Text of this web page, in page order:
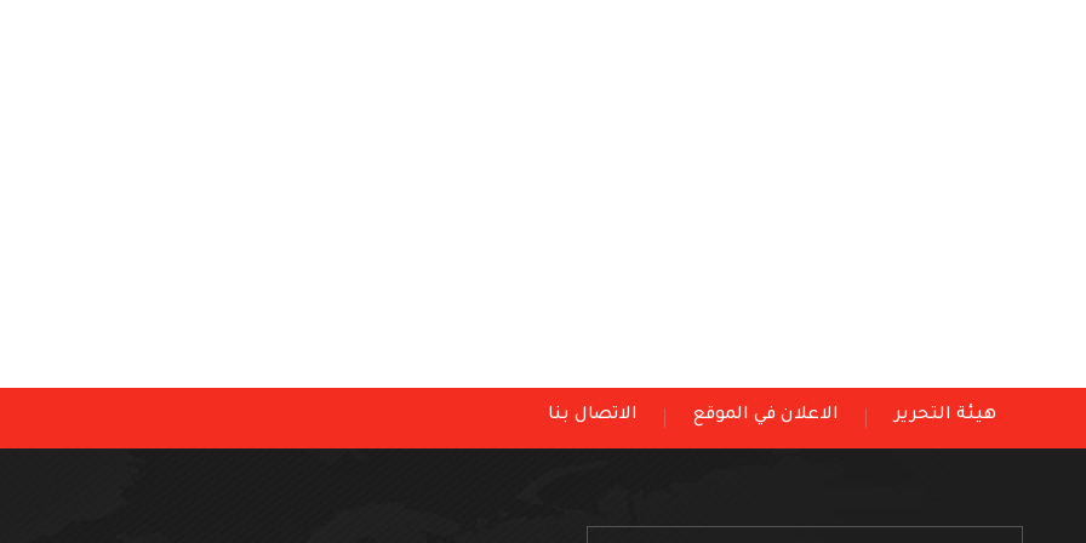
هيئة التحرير الاعلان في الموقع الاتصال بنا